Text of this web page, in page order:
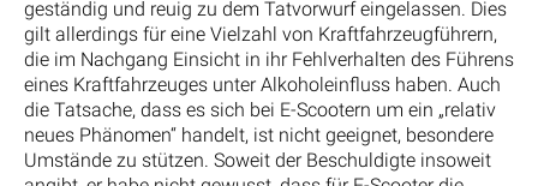
geständig und reuig zu dem Tatvorwurf eingelassen. Dies
gilt allerdings für eine Vielzahl von Kraftfahrzeugführern,
die im Nachgang Einsicht in ihr Fehlverhalten des Führens
eines Kraftfahrzeuges unter Alkoholeinfluss haben. Auch
die Tatsache, dass es sich bei E-Scootern um ein „relativ
neues Phänomen“ handelt, ist nicht geeignet, besondere
Umstände zu stützen. Soweit der Beschuldigte insoweit